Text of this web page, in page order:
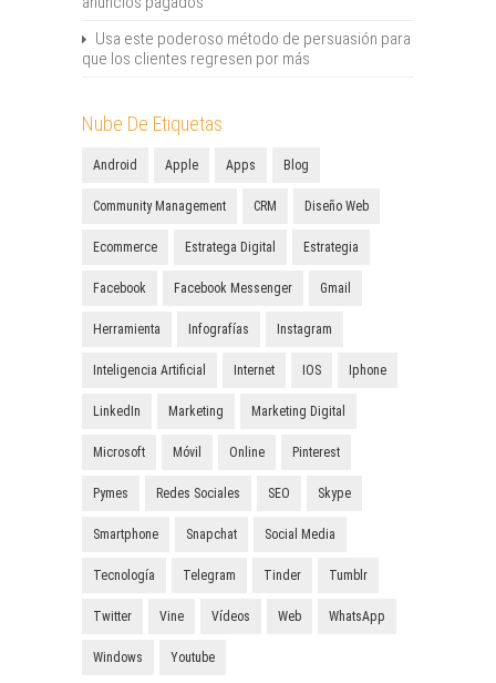
Usa este poderoso método de persuasión para
que los clientes regresen por más
Nube De Etiquetas
Android Apple Apps Blog
Community Management CRM Diseño Web
Ecommerce Estratega Digital Estrategia
Facebook Facebook Messenger Gmail
Herramienta Infografías Instagram
Inteligencia Artificial Internet IOS Iphone
LinkedIn Marketing Marketing Digital
Microsoft Móvil Online Pinterest
Pymes Redes Sociales SEO Skype
Smartphone Snapchat Social Media
Tecnología Telegram Tinder Tumblr
Twitter Vine Vídeos Web WhatsApp
Windows Youtube